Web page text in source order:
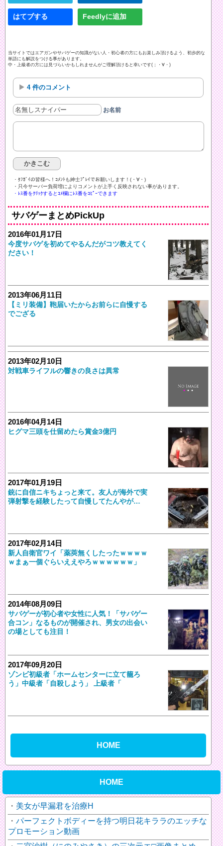
はてブする Feedlyに追加
当サイトではエアガンやサバゲーの知識がない人・初心者の方にもお楽しみ頂けるよう、初歩的な
単語にも解説をつける事があります。
中・上級者の方には見づらいかもしれませんがご理解頂けると幸いです(；・∀・)
4 件のコメント
お名前
・ﾀﾌｶﾞｲの皆様へ！ｺﾒﾝﾄも紳士ﾌﾟﾚｲでお願いします！(・∀・)ゞ
・只今サーバー負荷増によりコメントが上手く反映されない事があります。
・ﾚｽ番をｸﾘｯｸするとｺﾒ欄にﾚｽ番をｺﾋﾟｰできます
サバゲーまとめPickUp
2016年01月17日
今度サバゲを初めてやるんだがコツ教えてく
ださい！
2013年06月11日
【ミリ装備】鞄届いたからお前らに自慢する
でござる
2013年02月10日
対戦車ライフルの響きの良さは異常
2016年04月14日
ヒグマ三頭を仕留めたら賞金3億円
2017年01月19日
銃に自信ニキちょっと来て。友人が海外で実
弾射撃を経験したって自慢してたんやが…
2017年02月14日
新人自衛官ワイ「薬莢無くしたったｗｗｗｗ
ｗまぁ一個ぐらいええやろｗｗｗｗｗｗ」
2014年08月09日
サバゲーが初心者や女性に人気！「サバゲー
合コン」なるものが開催され、男女の出会い
の場としても注目！
2017年09月20日
ゾンビ初級者「ホームセンターに立て籠ろ
う」中級者「自殺しよう」 上級者「
HOME
HOME
美女が早漏君を治療H
パーフェクトボディーを持つ明日花キララのエッチな
プロモーション動画